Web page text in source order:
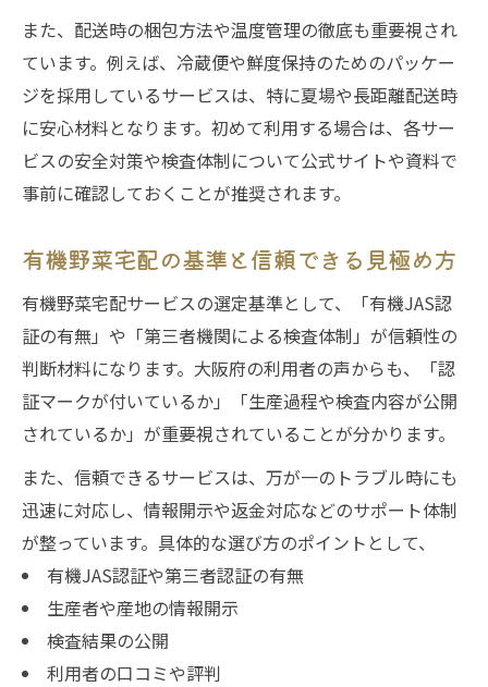
また、配送時の梱包方法や温度管理の徹底も重要視され
ています。例えば、冷蔵便や鮮度保持のためのパッケー
ジを採用しているサービスは、特に夏場や長距離配送時
に安心材料となります。初めて利用する場合は、各サー
ビスの安全対策や検査体制について公式サイトや資料で
事前に確認しておくことが推奨されます。
有機野菜宅配の基準と信頼できる見極め方
有機野菜宅配サービスの選定基準として、「有機JAS認
証の有無」や「第三者機関による検査体制」が信頼性の
判断材料になります。大阪府の利用者の声からも、「認
証マークが付いているか」「生産過程や検査内容が公開
されているか」が重要視されていることが分かります。
また、信頼できるサービスは、万が一のトラブル時にも
迅速に対応し、情報開示や返金対応などのサポート体制
が整っています。具体的な選び方のポイントとして、
有機JAS認証や第三者認証の有無
生産者や産地の情報開示
検査結果の公開
利用者の口コミや評判